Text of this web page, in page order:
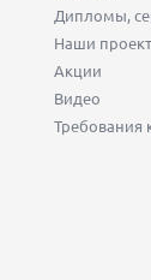
Дипломы,
Наши
Акции
Видео
Требования